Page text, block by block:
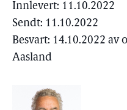
Innlevert: 11.10.2022
Sendt: 11.10.2022
Besvart: 14.10.2022 av
Aasland